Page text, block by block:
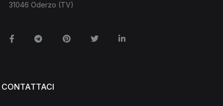
31046 Oderzo (TV)
FacebookTelegramPinterestTwitterLinkedin
CONTATTACI